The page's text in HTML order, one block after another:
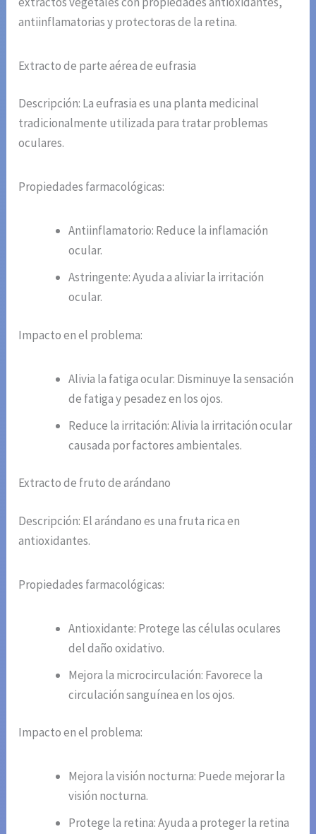
antiinflamatorias y protectoras de la retina.
Extracto de parte aérea de eufrasia
Descripción: La eufrasia es una planta medicinal
tradicionalmente utilizada para tratar problemas
oculares.
Propiedades farmacológicas:
Antiinflamatorio: Reduce la inflamación
ocular.
Astringente: Ayuda a aliviar la irritación
ocular.
Impacto en el problema:
Alivia la fatiga ocular: Disminuye la sensación
de fatiga y pesadez en los ojos.
Reduce la irritación: Alivia la irritación ocular
causada por factores ambientales.
Extracto de fruto de arándano
Descripción: El arándano es una fruta rica en
antioxidantes.
Propiedades farmacológicas:
Antioxidante: Protege las células oculares
del daño oxidativo.
Mejora la microcirculación: Favorece la
circulación sanguínea en los ojos.
Impacto en el problema:
Mejora la visión nocturna: Puede mejorar la
visión nocturna.
Protege la retina: Ayuda a proteger la retina